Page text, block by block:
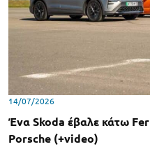
14/07/2026
Ένα Skoda έβαλε κάτω
Porsche (+video)